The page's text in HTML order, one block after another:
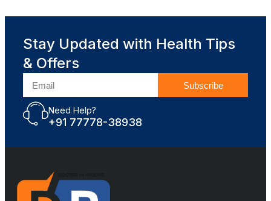
Stay Updated with Health Tips
& Offers
Subscribe
Need Help?
+91 77778-38938